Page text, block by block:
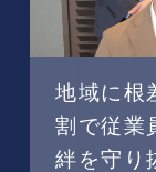
地域に根
割で従業
絆を守り